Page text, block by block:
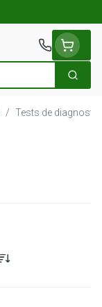
/ Tests de diagnostic